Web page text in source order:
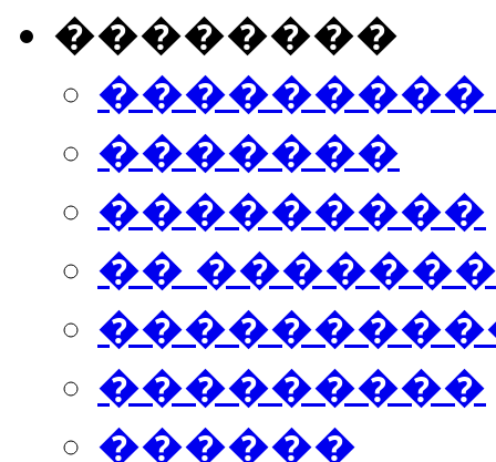
��������
���������
�������
���������
��
���������
������